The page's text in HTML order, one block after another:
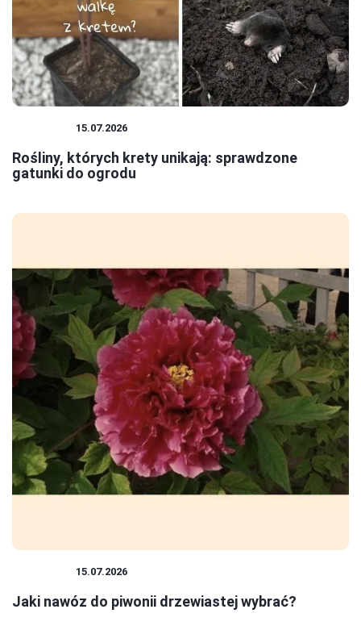
15.07.2026
Rośliny, których krety unikają: sprawdzone
gatunki do ogrodu
15.07.2026
Jaki nawóz do piwonii drzewiastej wybrać?